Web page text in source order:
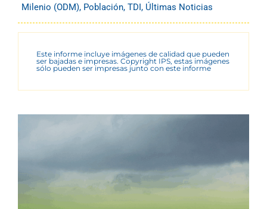
Milenio (ODM), Población, TDI, Últimas Noticias
Este informe incluye imágenes de calidad que pueden
ser bajadas e impresas. Copyright IPS, estas imágenes
sólo pueden ser impresas junto con este informe